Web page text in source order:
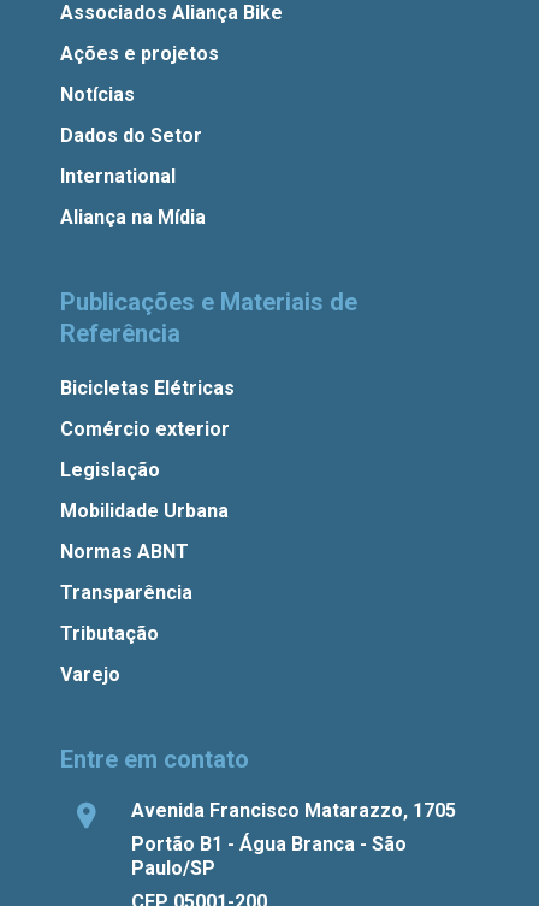
Associados Aliança Bike
Ações e projetos
Notícias
Dados do Setor
International
Aliança na Mídia
Publicações e Materiais de
Referência
Bicicletas Elétricas
Comércio exterior
Legislação
Mobilidade Urbana
Normas ABNT
Transparência
Tributação
Varejo
Entre em contato
Avenida Francisco Matarazzo, 1705
Portão B1 - Água Branca - São
Paulo/SP